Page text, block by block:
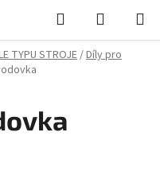
Hledat
KOŠÍK
TYPU STROJE/Díly pro